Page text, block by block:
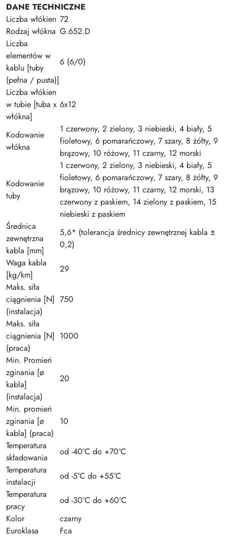
DANE TECHNICZNE
Liczba włókien 72
Rodzaj włókna G.652.D
Liczba
elementów w
kablu [tuby
(pełna / pusta)]
6 (6/0)
Liczba włókien
w tubie [tuba x
włókna]
6x12
Kodowanie
włókna
1 czerwony, 2 zielony, 3 niebieski, 4 biały, 5
fioletowy, 6 pomarańczowy, 7 szary, 8 żółty, 9
brązowy, 10 różowy, 11 czarny, 12 morski
Kodowanie
tuby
1 czerwony, 2 zielony, 3 niebieski, 4 biały, 5
fioletowy, 6 pomarańczowy, 7 szary, 8 żółty, 9
brązowy, 10 różowy, 11 czarny, 12 morski, 13
czerwony z paskiem, 14 zielony z paskiem, 15
niebieski z paskiem
Średnica
zewnętrzna
kabla [mm]
5,6* (tolerancja średnicy zewnętrznej kabla ±
0,2)
Waga kabla
[kg/km]
29
Maks. siła
ciągnienia [N]
(instalacja)
750
Maks. siła
ciągnienia [N]
(praca)
1000
Min. Promień
zginania [ø
kabla]
(instalacja)
20
Min. promień
zginania [ø
kabla] (praca)
10
Temperatura
składowania
od -40°C do +70°C
Temperatura
instalacji
od -5°C do +55°C
Temperatura
pracy
od -30°C do +60°C
Kolor
czarny
Euroklasa
Fca